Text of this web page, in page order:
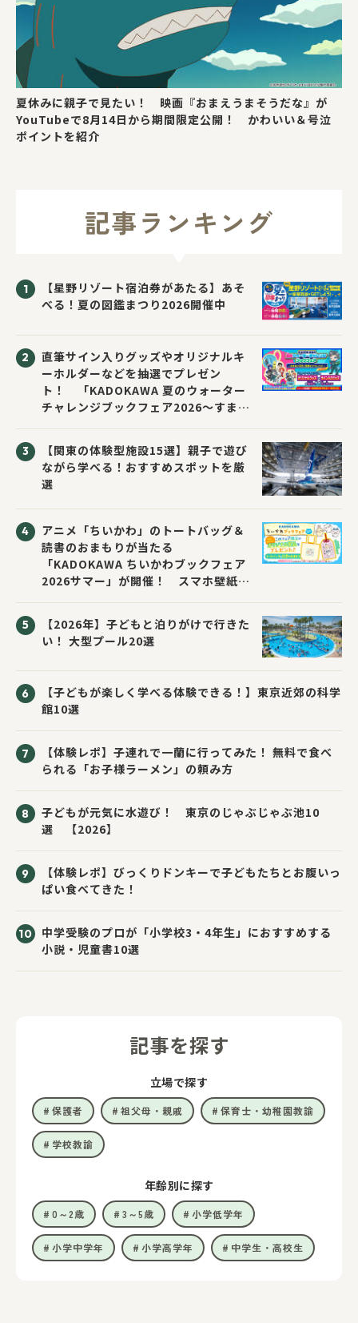
夏休みに親子で見たい！ 映画『おまえうまそうだな』が
YouTubeで8月14日から期間限定公開！ かわいい＆号泣
ポイントを紹介
記事ランキング
【星野リゾート宿泊券があたる】あそ
べる！夏の図鑑まつり2026開催中
直筆サイン入りグッズやオリジナルキ
ーホルダーなどを抽選でプレゼン
ト！ 「KADOKAWA 夏のウォーター
チャレンジブックフェア2026～すまな
【関東の体験型施設15選】親子で遊び
ながら学べる！おすすめスポットを厳
選
アニメ「ちいかわ」のトートバッグ＆
読書のおまもりが当たる
「KADOKAWA ちいかわブックフェア
2026サマー」が開催！ スマホ壁紙は
【2026年】子どもと泊りがけで行きた
い！ 大型プール20選
【子どもが楽しく学べる体験できる！】東京近郊の科学
館10選
【体験レポ】子連れで一蘭に行ってみた！ 無料で食べ
られる「お子様ラーメン」の頼み方
子どもが元気に水遊び！ 東京のじゃぶじゃぶ池10
選 【2026】
【体験レポ】びっくりドンキーで子どもたちとお腹いっ
ぱい食べてきた！
中学受験のプロが「小学校3・4年生」におすすめする
小説・児童書10選
記事を探す
立場で探す
保護者 祖父母・親戚 保育士・幼稚園教諭
学校教諭
年齢別に探す
0～2歳 3～5歳 小学低学年
小学中学年 小学高学年 中学生・高校生